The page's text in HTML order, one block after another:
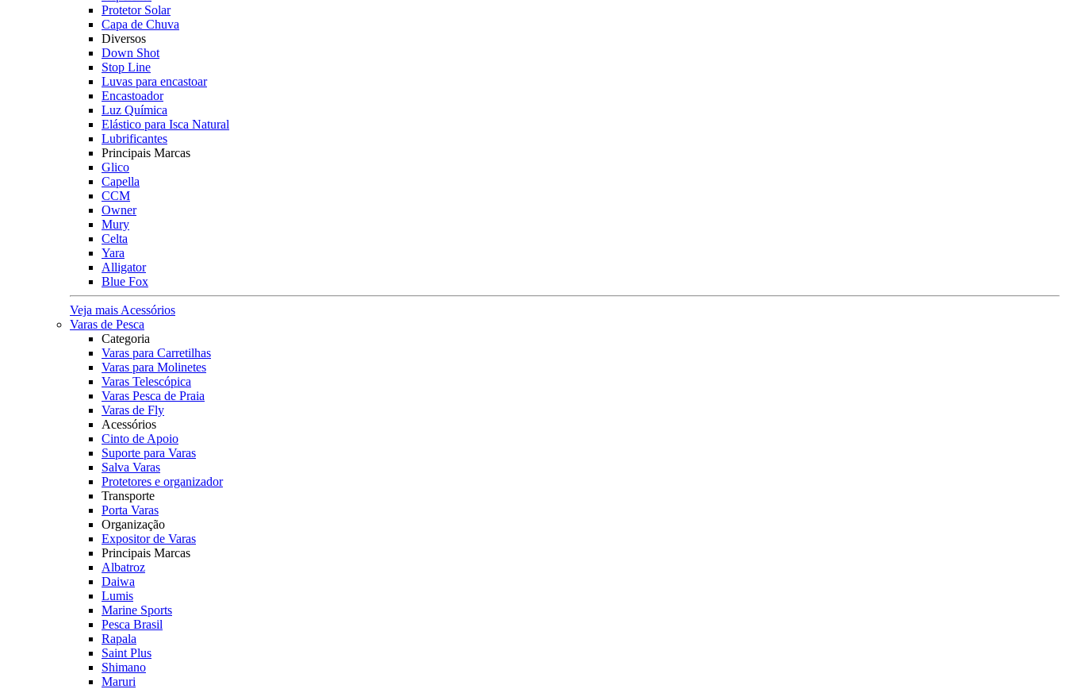
Protetor Solar
Capa de Chuva
Diversos
Down Shot
Stop Line
Luvas para encastoar
Encastoador
Luz Química
Elástico para Isca Natural
Lubrificantes
Principais Marcas
Glico
Capella
CCM
Owner
Mury
Celta
Yara
Alligator
Blue Fox
Veja mais Acessórios
Varas de Pesca
Categoria
Varas para Carretilhas
Varas para Molinetes
Varas Telescópica
Varas Pesca de Praia
Varas de Fly
Acessórios
Cinto de Apoio
Suporte para Varas
Salva Varas
Protetores e organizador
Transporte
Porta Varas
Organização
Expositor de Varas
Principais Marcas
Albatroz
Daiwa
Lumis
Marine Sports
Pesca Brasil
Rapala
Saint Plus
Shimano
Maruri